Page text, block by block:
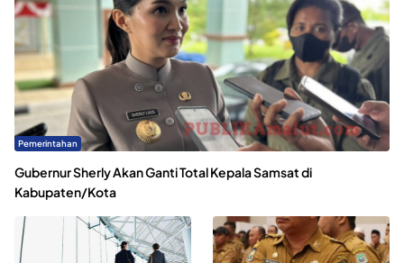
Pemerintahan
Gubernur Sherly Akan Ganti Total Kepala Samsat di
Kabupaten/Kota